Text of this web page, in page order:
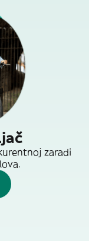
zaradi